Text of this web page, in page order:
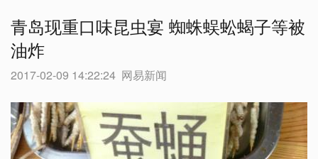
青岛现重口味昆虫宴 蜘蛛蜈蚣蝎子等被
油炸
2017-02-09 14:22:24 网易新闻